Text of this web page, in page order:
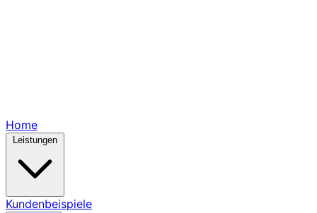
Home
Kundenbeispiele